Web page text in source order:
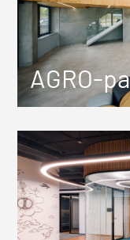
AGRO-